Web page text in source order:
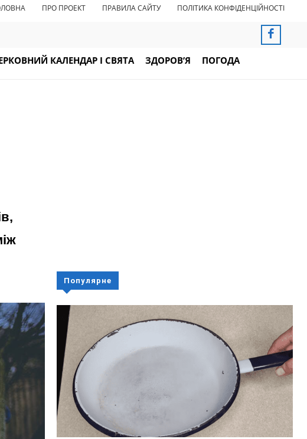
ПРО ПРОЕКТ ПРАВИЛА САЙТУ ПОЛІТИКА КОНФІДЕНЦІЙНОСТІ
КАЛЕНДАР І СВЯТА ЗДОРОВ’Я ПОГОДА
Популярне